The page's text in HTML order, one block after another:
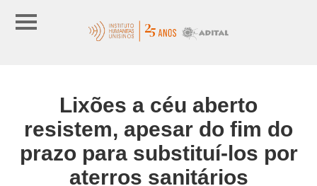
Lixões a céu aberto
resistem, apesar do fim do
prazo para substituí-los por
aterros sanitários